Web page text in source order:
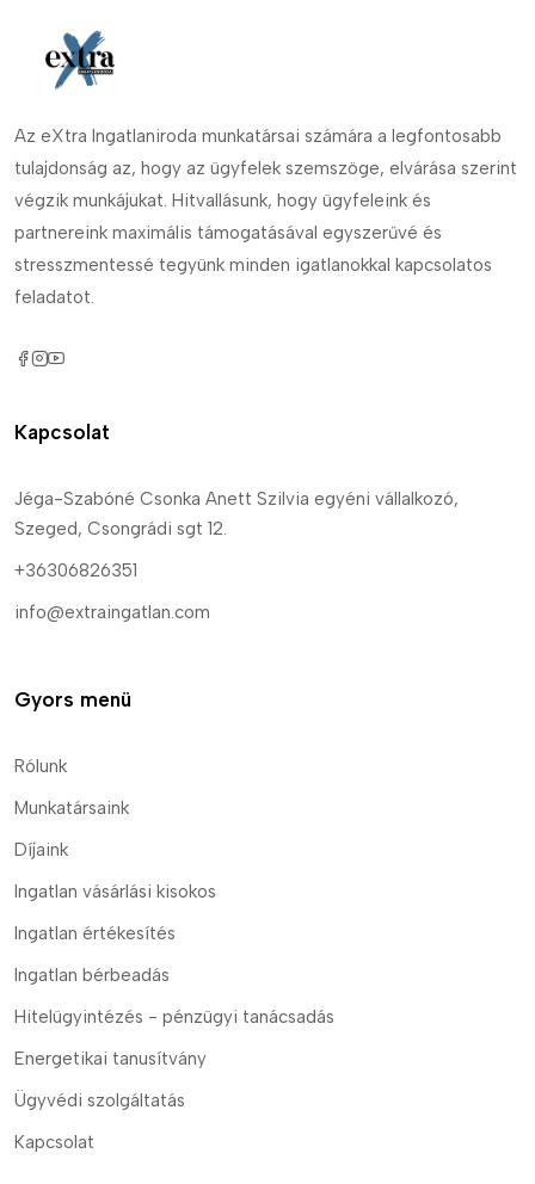
Az eXtra Ingatlaniroda munkatársai számára a legfontosabb
tulajdonság az, hogy az ügyfelek szemszöge, elvárása szerint
végzik munkájukat. Hitvallásunk, hogy ügyfeleink és
partnereink maximális támogatásával egyszerűvé és
stresszmentessé tegyünk minden igatlanokkal kapcsolatos
feladatot.
Kapcsolat
Jéga-Szabóné Csonka Anett Szilvia egyéni vállalkozó,
Szeged, Csongrádi sgt 12.
+36306826351
info@extraingatlan.com
Gyors menü
Rólunk
Munkatársaink
Díjaink
Ingatlan vásárlási kisokos
Ingatlan értékesítés
Ingatlan bérbeadás
Hitelügyintézés - pénzügyi tanácsadás
Energetikai tanusítvány
Ügyvédi szolgáltatás
Kapcsolat